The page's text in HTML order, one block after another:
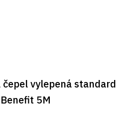
čepel vylepená standard
Benefit 5M